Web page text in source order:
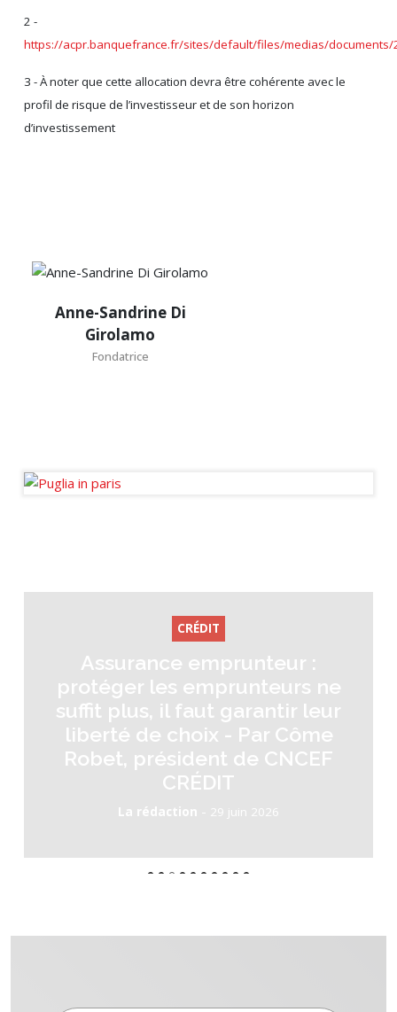
2 -
https://acpr.banquefrance.fr/sites/default/files/medias/documents/
3 - À noter que cette allocation devra être cohérente avec le
profil de risque de l’investisseur et de son horizon
d’investissement
Anne-Sandrine Di
Girolamo
Fondatrice
Sandrine
Di
CRÉDIT
Assurance emprunteur :
protéger les emprunteurs ne
suffit plus, il faut garantir leur
liberté de choix - Par Côme
Robet, président de CNCEF
CRÉDIT
La rédaction - 29 juin 2026